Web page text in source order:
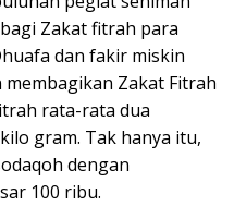
Zakat fitrah para
dan fakir miskin
Zakat Fitrah
rata-rata dua
gram. Tak hanya itu,
dengan
100 ribu.